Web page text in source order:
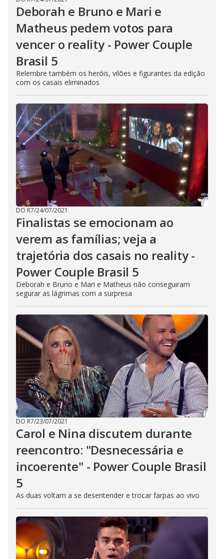
Deborah e Bruno e Mari e
Matheus pedem votos para
vencer o reality - Power Couple
Brasil 5
Relembre também os heróis, vilões e figurantes da edição
com os casais eliminados
DO R7/24/07/2021
Finalistas se emocionam ao
verem as famílias; veja a
trajetória dos casais no reality -
Power Couple Brasil 5
Deborah e Bruno e Mari e Matheus não conseguiram
segurar as lágrimas com a surpresa
DO R7/23/07/2021
Carol e Nina discutem durante
reencontro: "Desnecessária e
incoerente" - Power Couple Brasil
5
As duas voltam a se desentender e trocar farpas ao vivo